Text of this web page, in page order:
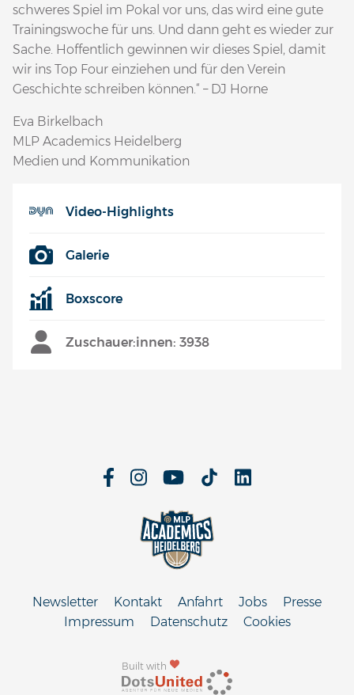
schweres Spiel im Pokal vor uns, das wird eine gute
Trainingswoche für uns. Und dann geht es wieder zur
Sache. Hoffentlich gewinnen wir dieses Spiel, damit
wir ins Top Four einziehen und für den Verein
Geschichte schreiben können.“ – DJ Horne
Eva Birkelbach
MLP Academics Heidelberg
Medien und Kommunikation
Video-Highlights
Galerie
Boxscore
Zuschauer:innen: 3938
Built with
Newsletter Kontakt Anfahrt Jobs
Presse
Impressum
Datenschutz Cookies